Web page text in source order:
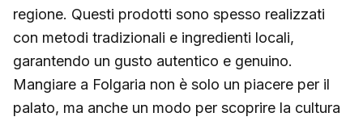
regione. Questi prodotti sono spesso realizzati
con metodi tradizionali e ingredienti locali,
garantendo un gusto autentico e genuino.
Mangiare a Folgaria non è solo un piacere per il
palato, ma anche un modo per scoprire la cultura